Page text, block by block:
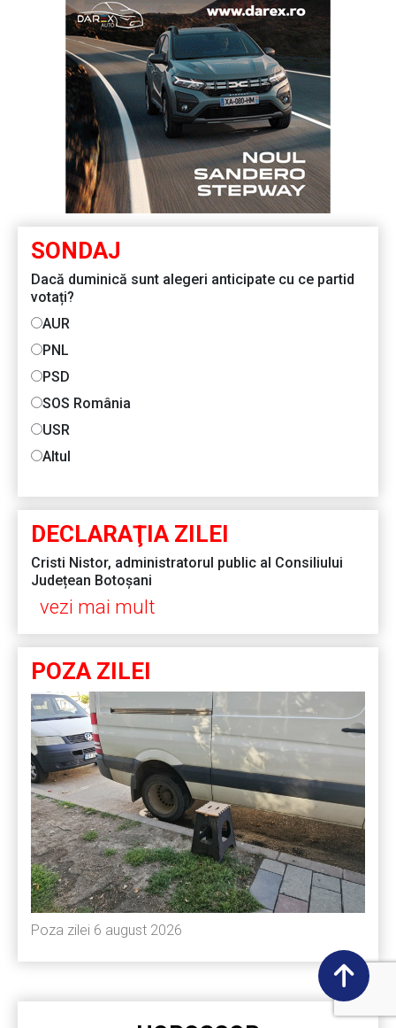
SONDAJ
Dacă duminică sunt alegeri anticipate cu ce partid
votați?
AUR
PNL
PSD
SOS România
USR
Altul
DECLARAŢIA ZILEI
Cristi Nistor, administratorul public al Consiliului
Județean Botoșani
vezi mai mult
POZA ZILEI
Poza zilei 6 august 2026